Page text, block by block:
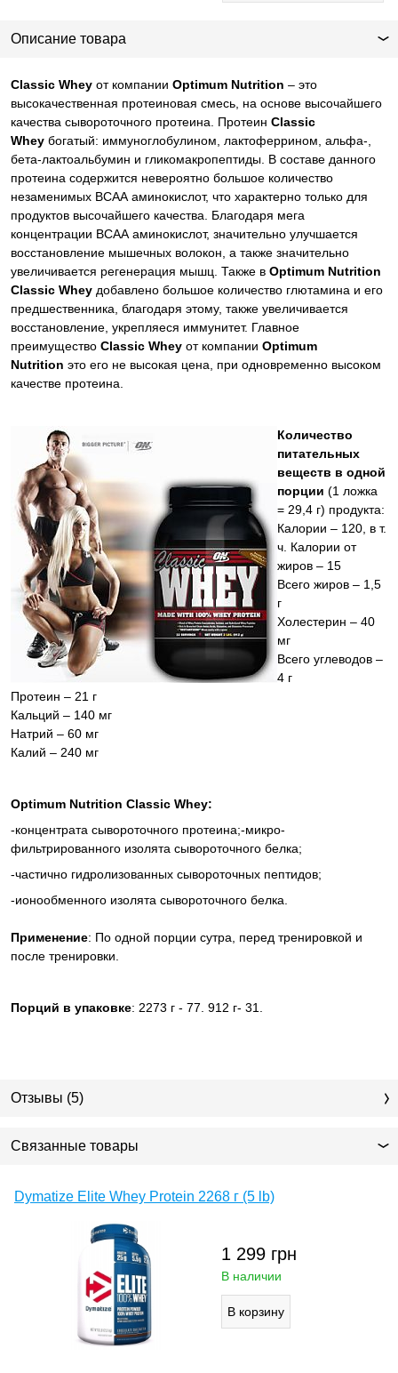
Описание товара
Classic Whey от компании Optimum Nutrition – это
высокачественная протеиновая смесь, на основе высочайшего
качества сывороточного протеина. Протеин Classic
Whey богатый: иммуноглобулином, лактоферрином, альфа-,
бета-лактоальбумин и гликомакропептиды. В составе данного
протеина содержится невероятно большое количество
незаменимых ВСАА аминокислот, что характерно только для
продуктов высочайшего качества. Благодаря мега
концентрации ВСАА аминокислот, значительно улучшается
восстановление мышечных волокон, а также значительно
увеличивается регенерация мышц. Также в Optimum Nutrition
Classic Whey добавлено большое количество глютамина и его
предшественника, благодаря этому, также увеличивается
восстановление, укрепляеся иммунитет. Главное
преимущество Classic Whey от компании Optimum
Nutrition это его не высокая цена, при одновременно высоком
качестве протеина.
Количество
питательных
веществ в одной
порции (1 ложка
= 29,4 г) продукта:
Калории – 120, в т.
ч. Калории от
жиров – 15
Всего жиров – 1,5
г
Холестерин – 40
мг
Всего углеводов –
4 г
Протеин – 21 г
Кальций – 140 мг
Натрий – 60 мг
Калий – 240 мг
Optimum Nutrition Classic Whey:
-концентрата сывороточного протеина;-микро-
фильтрированного изолята сывороточного белка;
-частично гидролизованных сывороточных пептидов;
-ионообменного изолята сывороточного белка.
Применение: По одной порции сутра, перед тренировкой и
после тренировки.
Порций в упаковке: 2273 г - 77. 912 г- 31.
Отзывы (5)
Связанные товары
Dymatize Elite Whey Protein 2268 г (5 lb)
1 299 грн
В наличии